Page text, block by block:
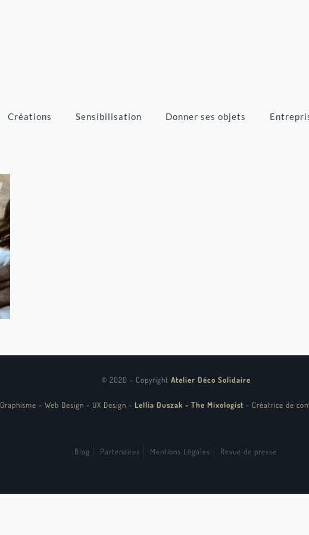
Créations Sensibilisation Donner ses objets
© 2020 - Copyright Atelier Déco Solidaire
Graphisme - Web Design - UX Design - Lellia Duszak - The Mixologist - Créatrice de
Blog Partenaires Mentions Légales Revue de presse